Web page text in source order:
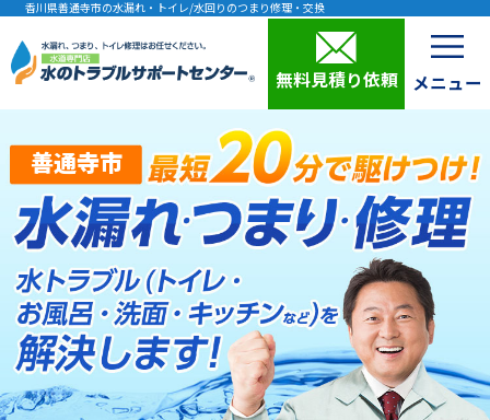
香川県善通寺市の水漏れ・トイレ/水回りのつまり修理・交換
無料見積り依頼
善通寺市